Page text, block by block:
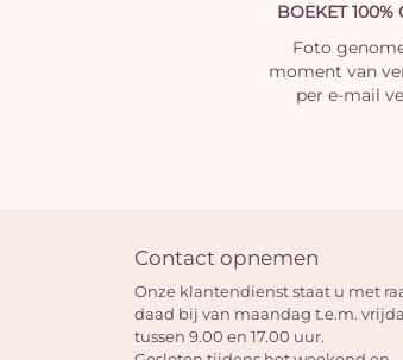
BOEKET 100%
Foto
moment van
per e-mail
Contact opnemen
Onze klantendienst staat u met
daad bij van maandag t.e.m.
tussen 9.00 en 17.00 uur.